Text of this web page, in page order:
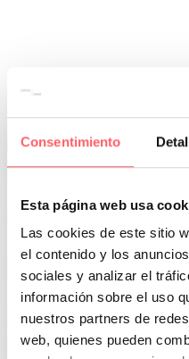
Consentimiento
Esta página web usa
Las cookies de este sitio
el contenido y los
sociales y analizar el
información sobre el uso
nuestros partners de
web, quienes pueden
30 Nov:Tendencia en
Si tenemos que destacar lo
serían los visillos y los estores
textiles con rayas horizontales
Habitualmente, se coloca una
visillo, muy sencillo o más
sobre una barra o un riel en el